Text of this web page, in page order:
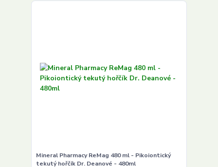
Mineral Pharmacy ReMag 480 ml - Pikoiontický
tekutý hořčík Dr. Deanové - 480ml